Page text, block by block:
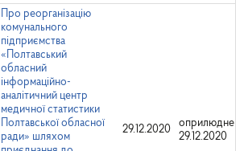
Про реорганізацію
комунального
підприємства
«Полтавський
обласний
інформаційно-
аналітичний центр
медичної статистики
Полтавської обласної
ради» шляхом
29.12.2020
оприлюднено:
29.12.2020